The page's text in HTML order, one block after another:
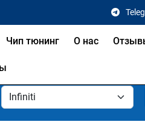
Чип тюнинг О нас